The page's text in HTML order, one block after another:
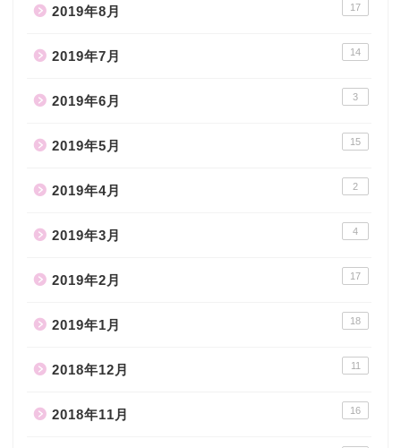
2019年8月 17
2019年7月 14
2019年6月 3
2019年5月 15
2019年4月 2
2019年3月 4
2019年2月 17
2019年1月 18
2018年12月 11
2018年11月 16